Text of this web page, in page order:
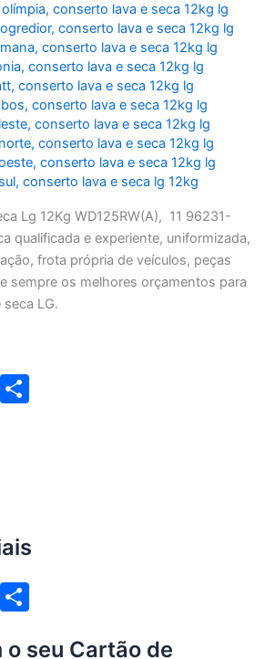
,conserto lava e seca 12kg lg
,conserto lava e seca 12kg lg
,conserto lava e seca 12kg lg
,conserto lava e seca 12kg lg
,conserto lava e seca 12kg lg
,conserto lava e seca 12kg lg
,conserto lava e seca 12kg lg
,conserto lava e seca 12kg lg
,conserto lava e seca 12kg lg
,conserto lava e seca lg 12kg
Lg 12Kg WD125RW(A), 11 96231-
qualificada e experiente, uniformizada,
frota própria de veículos, peças
sempre os melhores orçamentos para
LG.
E
E
o seu Cartão de